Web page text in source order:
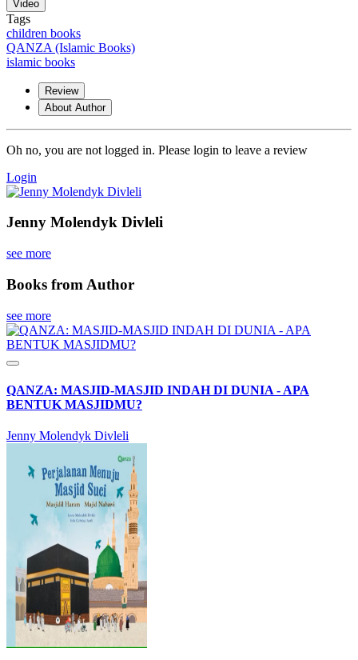
Video
Tags
children books
QANZA (Islamic Books)
islamic books
Review
About Author
Oh no, you are not logged in. Please login to leave a review
Login
Jenny Molendyk Divleli
see more
Books from Author
see more
QANZA: MASJID-MASJID INDAH DI DUNIA - APA
BENTUK MASJIDMU?
Jenny Molendyk Divleli